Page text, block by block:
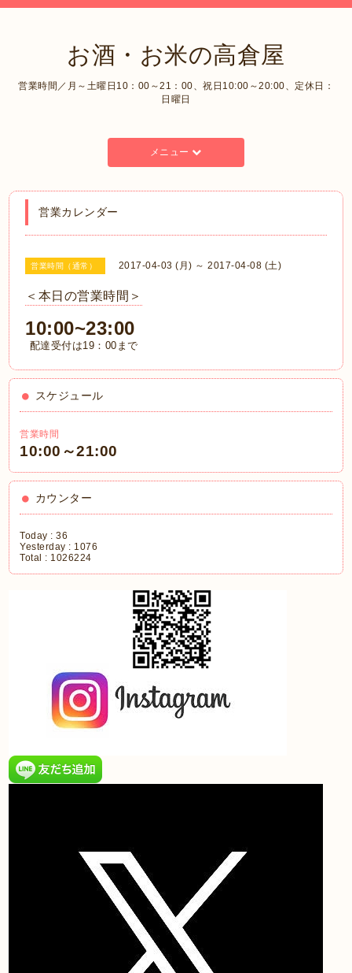
お酒・お米の高倉屋
営業時間／月～土曜日10：00～21：00、祝日10:00～20:00、定休日：
日曜日
メニュー
営業カレンダー
営業時間（通常） 2017-04-03 (月) ～ 2017-04-08 (土)
＜本日の営業時間＞
10:00~23:00
配達受付は19：00まで
スケジュール
営業時間
10:00～21:00
カウンター
Today :36
Yesterday : 1076
Total : 1026224